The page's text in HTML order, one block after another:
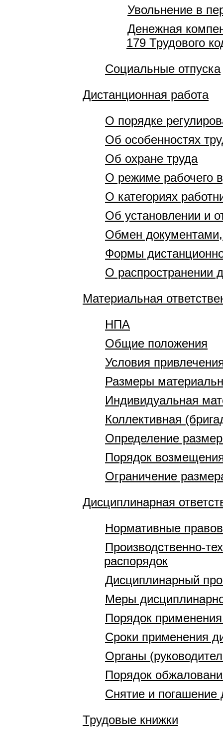
Увольнение в
Денежная
179 Трудового
Социальные отпуска
Дистанционная работа
О порядке
Об особенностях
Об охране труда
О режиме рабочего
О категориях
Об установлении и
Обмен
Формы
О распространении
Материальная
НПА
Общие положения
Условия
Размеры
Индивидуальная
Коллективная
Определение
Порядок
Ограничение
Дисциплинарная
Нормативные
Производственно-
распорядок
Дисциплинарный
Меры
Порядок
Сроки применения
Органы
Порядок
Снятие и погашение
Трудовые книжки